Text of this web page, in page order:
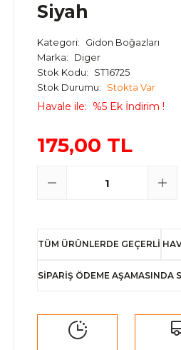
Siyah
Kategori
Gidon Boğazları
Marka
Diger
Stok Kodu
ST16725
Stok Durumu
Stokta Var
Havale ile %5 Ek İndirim !
175,00 TL
TÜM ÜRÜNLERDE GEÇERLİ
SİPARİŞ ÖDEME AŞAMASINDA